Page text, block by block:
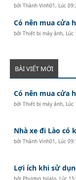
bởiThành Vinh01 , Lúc
Có nên mua cửa
bởiThiết bị máy ảnh, Lúc
BÀI VIẾT MỚI
Có nên mua cửa
bởiThiết bị máy ảnh, Lúc
Nhà xe đi Lào có
bởiThành Vinh01 , Lúc
Lợi ích khi sử
bởi Phương_bilalo, Lúc